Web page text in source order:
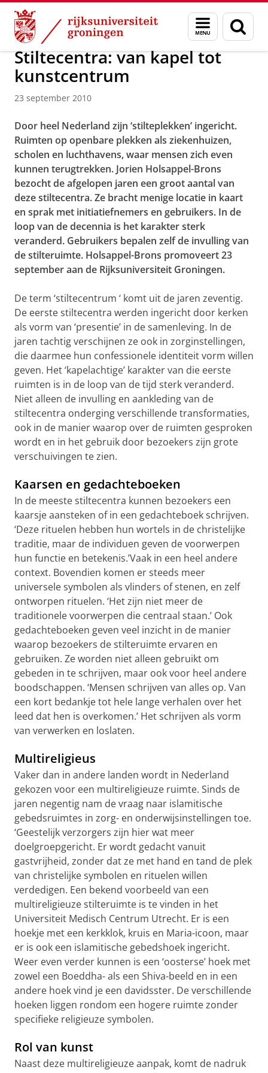
Skip
Content
Skip
Navigation
Menu
en
zoeken
Over ons Actueel Nieuws Nieuwsberichten
Stiltecentra: van kapel tot
kunstcentrum
23 september 2010
Door heel Nederland zijn ‘stilteplekken’ ingericht.
Ruimten op openbare plekken als ziekenhuizen,
scholen en luchthavens, waar mensen zich even
kunnen terugtrekken. Jorien Holsappel-Brons
bezocht de afgelopen jaren een groot aantal van
deze stiltecentra. Ze bracht menige locatie in kaart
en sprak met initiatiefnemers en gebruikers. In de
loop van de decennia is het karakter sterk
veranderd. Gebruikers bepalen zelf de invulling van
de stilteruimte. Holsappel-Brons promoveert 23
september aan de Rijksuniversiteit Groningen.
De term ‘stiltecentrum ‘ komt uit de jaren zeventig.
De eerste stiltecentra werden ingericht door kerken
als vorm van ‘presentie’ in de samenleving. In de
jaren tachtig verschijnen ze ook in zorginstellingen,
die daarmee hun confessionele identiteit vorm willen
geven. Het ‘kapelachtige’ karakter van die eerste
ruimten is in de loop van de tijd sterk veranderd.
Niet alleen de invulling en aankleding van de
stiltecentra onderging verschillende transformaties,
ook in de manier waarop over de ruimten gesproken
wordt en in het gebruik door bezoekers zijn grote
verschuivingen te zien.
Kaarsen en gedachteboeken
In de meeste stiltecentra kunnen bezoekers een
kaarsje aansteken of in een gedachteboek schrijven.
‘Deze rituelen hebben hun wortels in de christelijke
traditie, maar de individuen geven de voorwerpen
hun functie en betekenis.’Vaak in een heel andere
context. Bovendien komen er steeds meer
universele symbolen als vlinders of stenen, en zelf
ontworpen rituelen. ‘Het zijn niet meer de
traditionele voorwerpen die centraal staan.’ Ook
gedachteboeken geven veel inzicht in de manier
waarop bezoekers de stilteruimte ervaren en
gebruiken. Ze worden niet alleen gebruikt om
gebeden in te schrijven, maar ook voor heel andere
boodschappen. ‘Mensen schrijven van alles op. Van
een kort bedankje tot hele lange verhalen over het
leed dat hen is overkomen.’ Het schrijven als vorm
van verwerken en loslaten.
Multireligieus
Vaker dan in andere landen wordt in Nederland
gekozen voor een multireligieuze ruimte. Sinds de
jaren negentig nam de vraag naar islamitische
gebedsruimtes in zorg- en onderwijsinstellingen toe.
‘Geestelijk verzorgers zijn hier wat meer
doelgroepgericht. Er wordt gedacht vanuit
gastvrijheid, zonder dat ze met hand en tand de plek
van christelijke symbolen en rituelen willen
verdedigen. Een bekend voorbeeld van een
multireligieuze stilteruimte is te vinden in het
Universiteit Medisch Centrum Utrecht. Er is een
hoekje met een kerkklok, kruis en Maria-icoon, maar
er is ook een islamitische gebedshoek ingericht.
Weer even verder kunnen is een ‘oosterse’ hoek met
zowel een Boeddha- als een Shiva-beeld en in een
andere hoek vind je een davidsster. De verschillende
hoeken liggen rondom een hogere ruimte zonder
specifieke religieuze symbolen.
Rol van kunst
Naast deze multireligieuze aanpak, komt de nadruk